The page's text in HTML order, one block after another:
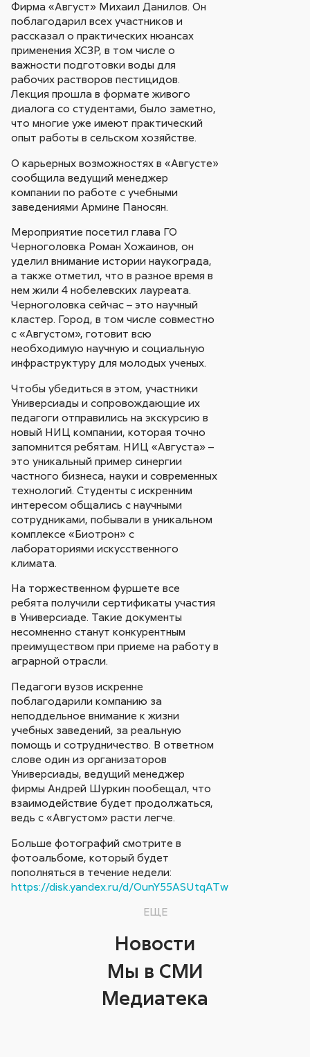
Фирма «Август» Михаил Данилов. Он
поблагодарил всех участников и
рассказал о практических нюансах
применения ХСЗР, в том числе о
важности подготовки воды для
рабочих растворов пестицидов.
Лекция прошла в формате живого
диалога со студентами, было заметно,
что многие уже имеют практический
опыт работы в сельском хозяйстве.
О карьерных возможностях в «Августе»
сообщила ведущий менеджер
компании по работе с учебными
заведениями Армине Паносян.
Мероприятие посетил глава ГО
Черноголовка Роман Хожаинов, он
уделил внимание истории наукограда,
а также отметил, что в разное время в
нем жили 4 нобелевских лауреата.
Черноголовка сейчас – это научный
кластер. Город, в том числе совместно
с «Августом», готовит всю
необходимую научную и социальную
инфраструктуру для молодых ученых.
Чтобы убедиться в этом, участники
Универсиады и сопровождающие их
педагоги отправились на экскурсию в
новый НИЦ компании, которая точно
запомнится ребятам. НИЦ «Августа» –
это уникальный пример синергии
частного бизнеса, науки и современных
технологий. Студенты с искренним
интересом общались с научными
сотрудниками, побывали в уникальном
комплексе «Биотрон» с
лабораториями искусственного
климата.
На торжественном фуршете все
ребята получили сертификаты участия
в Универсиаде. Такие документы
несомненно станут конкурентным
преимуществом при приеме на работу в
аграрной отрасли.
Педагоги вузов искренне
поблагодарили компанию за
неподдельное внимание к жизни
учебных заведений, за реальную
помощь и сотрудничество. В ответном
слове один из организаторов
Универсиады, ведущий менеджер
фирмы Андрей Шуркин пообещал, что
взаимодействие будет продолжаться,
ведь с «Августом» расти легче.
Больше фотографий смотрите в
фотоальбоме, который будет
пополняться в течение недели:
https://disk.yandex.ru/d/OunY55ASUtqATw
ЕЩЕ
Новости
Мы в СМИ
Медиатека